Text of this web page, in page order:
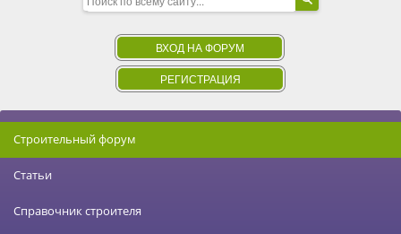
ВХОД НА ФОРУМ
РЕГИСТРАЦИЯ
Строительный форум
Статьи
Справочник строителя